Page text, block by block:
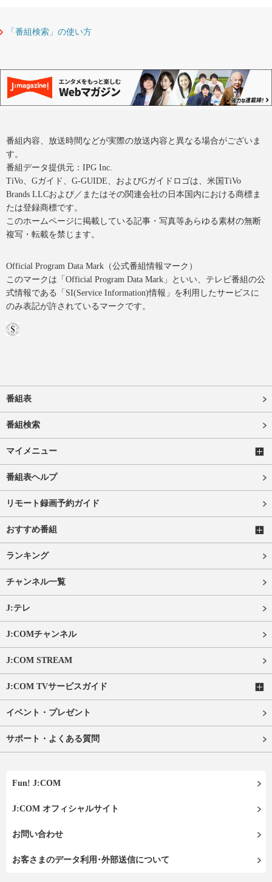
「番組検索」の使い方
番組内容、放送時間などが実際の放送内容と異なる場合がございま
す。
番組データ提供元：IPG Inc.
TiVo、Gガイド、G-GUIDE、およびGガイドロゴは、米国TiVo
Brands LLCおよび／またはその関連会社の日本国内における商標ま
たは登録商標です。
このホームページに掲載している記事・写真等あらゆる素材の無断
複写・転載を禁じます。
Official Program Data Mark（公式番組情報マーク）
このマークは「Official Program Data Mark」といい、テレビ番組の公
式情報である「SI(Service Information)情報」を利用したサービスに
のみ表記が許されているマークです。
番組表
番組検索
マイメニュー
番組表ヘルプ
リモート録画予約ガイド
おすすめ番組
ランキング
チャンネル一覧
J:テレ
J:COMチャンネル
J:COM STREAM
J:COM TVサービスガイド
イベント・プレゼント
サポート・よくある質問
Fun! J:COM
J:COM オフィシャルサイト
お問い合わせ
お客さまのデータ利用･外部送信について